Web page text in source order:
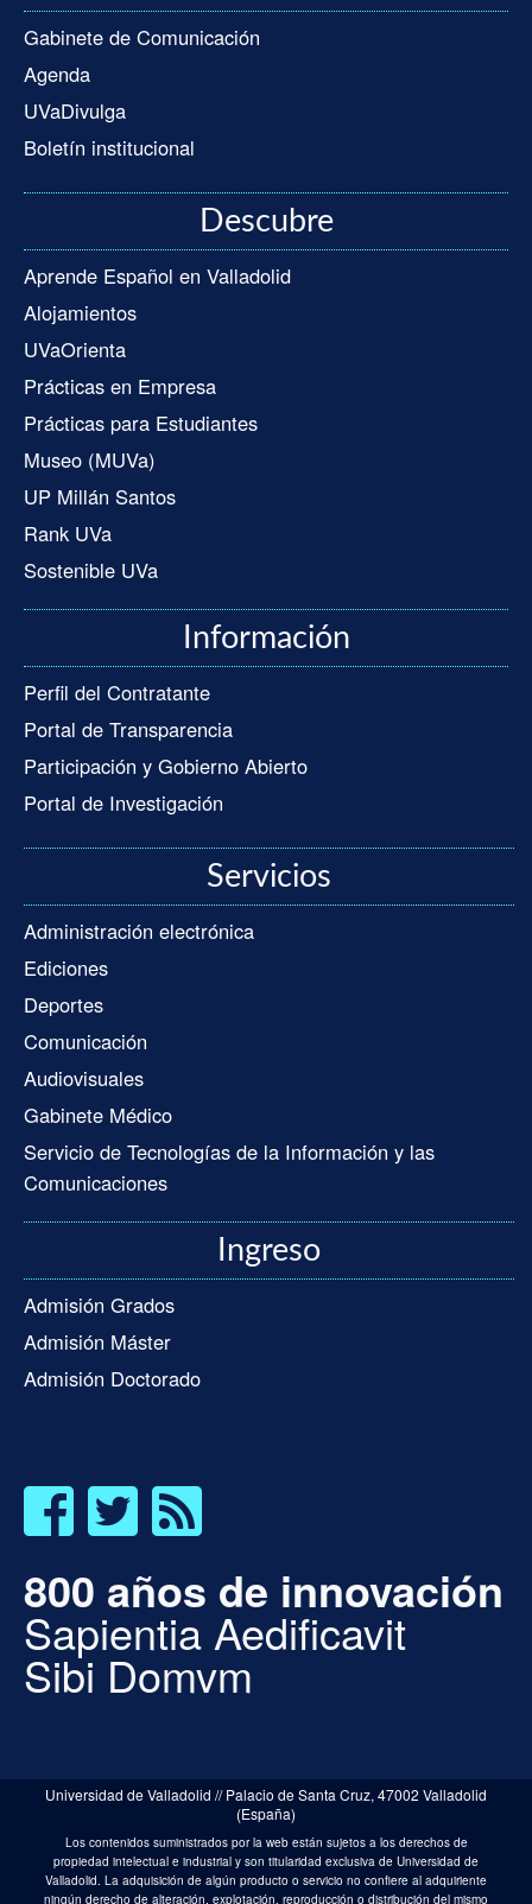
Gabinete de Comunicación
Agenda
UVaDivulga
Boletín institucional
Descubre
Aprende Español en Valladolid
Alojamientos
UVaOrienta
Prácticas en Empresa
Prácticas para Estudiantes
Museo (MUVa)
UP Millán Santos
Rank UVa
Sostenible UVa
Información
Perfil del Contratante
Portal de Transparencia
Participación y Gobierno Abierto
Portal de Investigación
Servicios
Administración electrónica
Ediciones
Deportes
Comunicación
Audiovisuales
Gabinete Médico
Servicio de Tecnologías de la Información y las
Comunicaciones
Ingreso
Admisión Grados
Admisión Máster
Admisión Doctorado
800 años de innovación
Sapientia Aedificavit
Sibi Domvm
Universidad de Valladolid // Palacio de Santa Cruz, 47002 Valladolid
(España)
Los contenidos suministrados por la web están sujetos a los derechos de
propiedad intelectual e industrial y son titularidad exclusiva de Universidad de
Valladolid. La adquisición de algún producto o servicio no confiere al adquiriente
ningún derecho de alteración, explotación, reproducción o distribución del mismo